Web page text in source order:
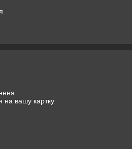
на вашу картку